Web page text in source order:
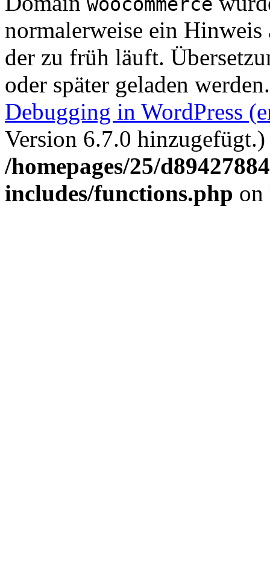
normalerweise ein
der zu früh läuft.
oder später geladen
Debugging in WordPress
Version 6.7.0
/homepages/25/
includes/functions.php